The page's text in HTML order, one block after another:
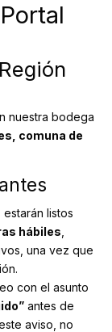
nuestra bodega
comuna de
listos
hábiles
una vez que
con el asunto
antes de
aviso, no